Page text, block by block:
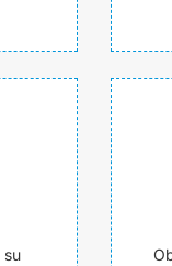
su